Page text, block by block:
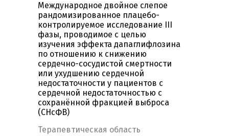
Международное двойное слепое
рандомизированное плацебо-
контролируемое исследование III
фазы, проводимое с целью
изучения эффекта дапаглифлозина
по отношению к снижению
сердечно-сосудистой смертности
или ухудшению сердечной
недостаточности у пациентов с
сердечной недостаточностью с
сохранённой фракцией выброса
(СНсФВ)
Терапевтическая область